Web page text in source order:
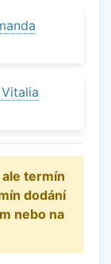
termín
dodání
nebo na